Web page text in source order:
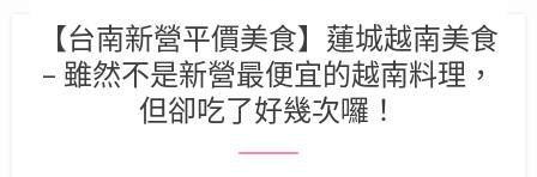
【台南新營平價美食】蓮城越南美食
– 雖然不是新營最便宜的越南料理，
但卻吃了好幾次囉！